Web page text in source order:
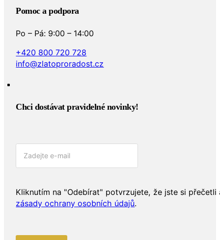
Pomoc a podpora
Po – Pá: 9:00 – 14:00
+420 800 720 728
info@zlatoproradost.cz
Chci dostávat pravidelné novinky!​
Kliknutím na "Odebírat" potvrzujete, že jste si přečetli
zásady ochrany osobních údajů.